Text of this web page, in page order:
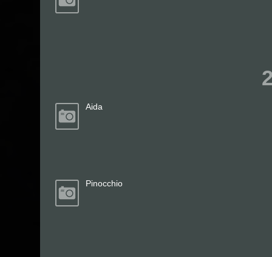
Aida
Pinocchio